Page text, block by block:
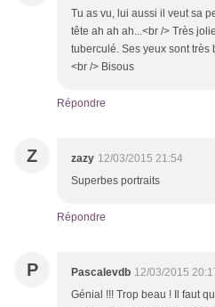
Tu as vu, lui aussi il veut sa
tête ah ah ah...<br /> Très
tuberculé. Ses yeux sont
<br /> Bisous
Répondre
Z zazy 12/03/2015 21:54
Superbes portraits
Répondre
P Pascalevdb 12/03/2015
Génial !!! Trop beau ! Il faut